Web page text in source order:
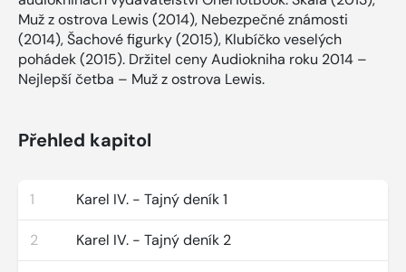
Muž z ostrova Lewis (2014), Nebezpečné známosti
(2014), Šachové figurky (2015), Klubíčko veselých
pohádek (2015). Držitel ceny Audiokniha roku 2014 –
Nejlepší četba – Muž z ostrova Lewis.
Přehled kapitol
1 Karel IV. - Tajný deník 1
2 Karel IV. - Tajný deník 2